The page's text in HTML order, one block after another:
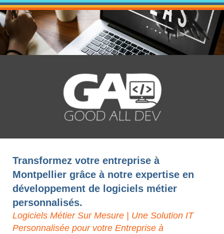
Transformez votre entreprise à
Montpellier grâce à notre expertise en
développement de logiciels métier
personnalisés.
Logiciels Métier Sur Mesure | Une Solution IT
Personnalisée pour votre Entreprise à